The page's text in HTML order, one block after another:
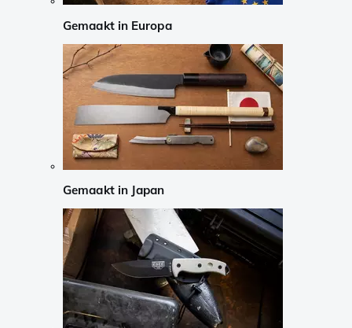
Gemaakt in Europa
Gemaakt in Japan